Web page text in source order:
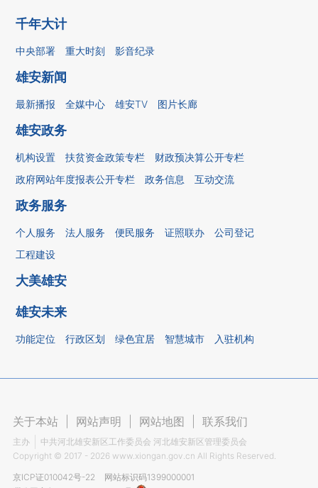
千年大计
中央部署 重大时刻 影音纪录
雄安新闻
最新播报 全媒中心 雄安TV 图片长廊
雄安政务
机构设置 扶贫资金政策专栏
财政预决算公开专栏
政府网站年度报表公开专栏
政务信息 互动交流
政务服务
个人服务 法人服务 便民服务 证照联办
公司登记
工程建设
大美雄安
雄安未来
功能定位 行政区划 绿色宜居 智慧城市 入驻机构
关于本站 网站声明 网站地图 联系我们
主办
中共河北雄安新区工作委员会 河北雄安新区管理委员会
Copyright © 2017 - 2026 www.xiongan.gov.cn All Rights Reserved.
京ICP证010042号-22
网站标识码1399000001